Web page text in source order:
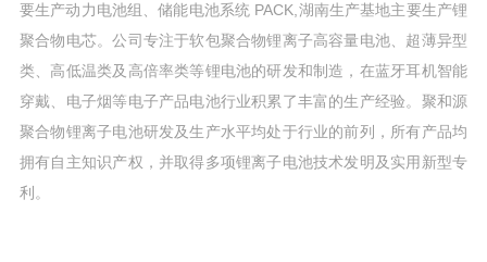
要生产动力电池组、储能电池系统 PACK,湖南生产基地主要生产锂
聚合物电芯。公司专注于软包聚合物锂离子高容量电池、超薄异型
类、高低温类及高倍率类等锂电池的研发和制造，在蓝牙耳机智能
穿戴、电子烟等电子产品电池行业积累了丰富的生产经验。聚和源
聚合物锂离子电池研发及生产水平均处于行业的前列，所有产品均
拥有自主知识产权，并取得多项锂离子电池技术发明及实用新型专
利。